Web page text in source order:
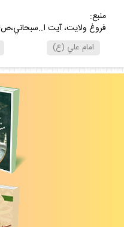
منبع:
فروغ ولايت، آيت ا..سبحاني،ص774 الي 776
امام علي (ع)